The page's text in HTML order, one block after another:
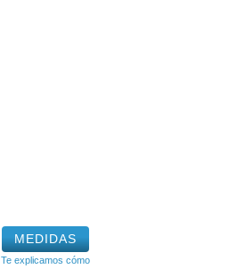
MEDIDAS
Te explicamos cómo